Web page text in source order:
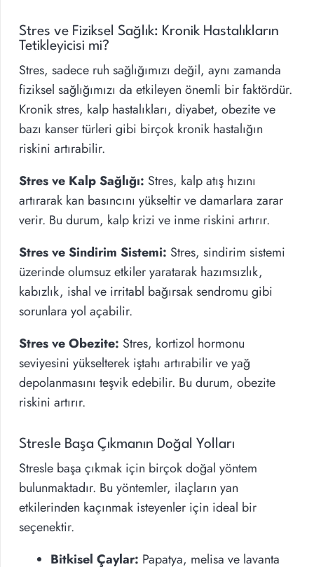
Stres ve Fiziksel Sağlık: Kronik Hastalıkların
Tetikleyicisi mi?
Stres, sadece ruh sağlığımızı değil, aynı zamanda
fiziksel sağlığımızı da etkileyen önemli bir faktördür.
Kronik stres, kalp hastalıkları, diyabet, obezite ve
bazı kanser türleri gibi birçok kronik hastalığın
riskini artırabilir.
Stres ve Kalp Sağlığı: Stres, kalp atış hızını
artırarak kan basıncını yükseltir ve damarlara zarar
verir. Bu durum, kalp krizi ve inme riskini artırır.
Stres ve Sindirim Sistemi: Stres, sindirim sistemi
üzerinde olumsuz etkiler yaratarak hazımsızlık,
kabızlık, ishal ve irritabl bağırsak sendromu gibi
sorunlara yol açabilir.
Stres ve Obezite: Stres, kortizol hormonu
seviyesini yükselterek iştahı artırabilir ve yağ
depolanmasını teşvik edebilir. Bu durum, obezite
riskini artırır.
Stresle Başa Çıkmanın Doğal Yolları
Stresle başa çıkmak için birçok doğal yöntem
bulunmaktadır. Bu yöntemler, ilaçların yan
etkilerinden kaçınmak isteyenler için ideal bir
seçenektir.
Bitkisel Çaylar: Papatya, melisa ve lavanta